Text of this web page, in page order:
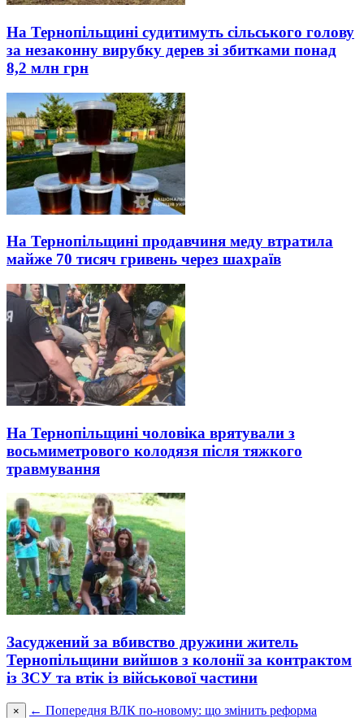
На Тернопільщині судитимуть сільського голову
за незаконну вирубку дерев зі збитками понад
8,2 млн грн
На Тернопільщині продавчиня меду втратила
майже 70 тисяч гривень через шахраїв
На Тернопільщині чоловіка врятували з
восьмиметрового колодязя після тяжкого
травмування
Засуджений за вбивство дружини житель
Тернопільщини вийшов з колонії за контрактом
із ЗСУ та втік із військової частини
× ← Попередня ВЛК по-новому: що змінить реформа